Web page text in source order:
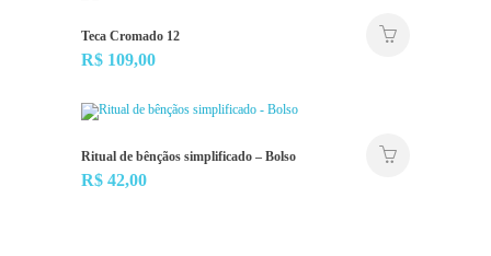
Teca Cromado 12
R$ 109,00
Ritual de bênçãos simplificado – Bolso
R$ 42,00